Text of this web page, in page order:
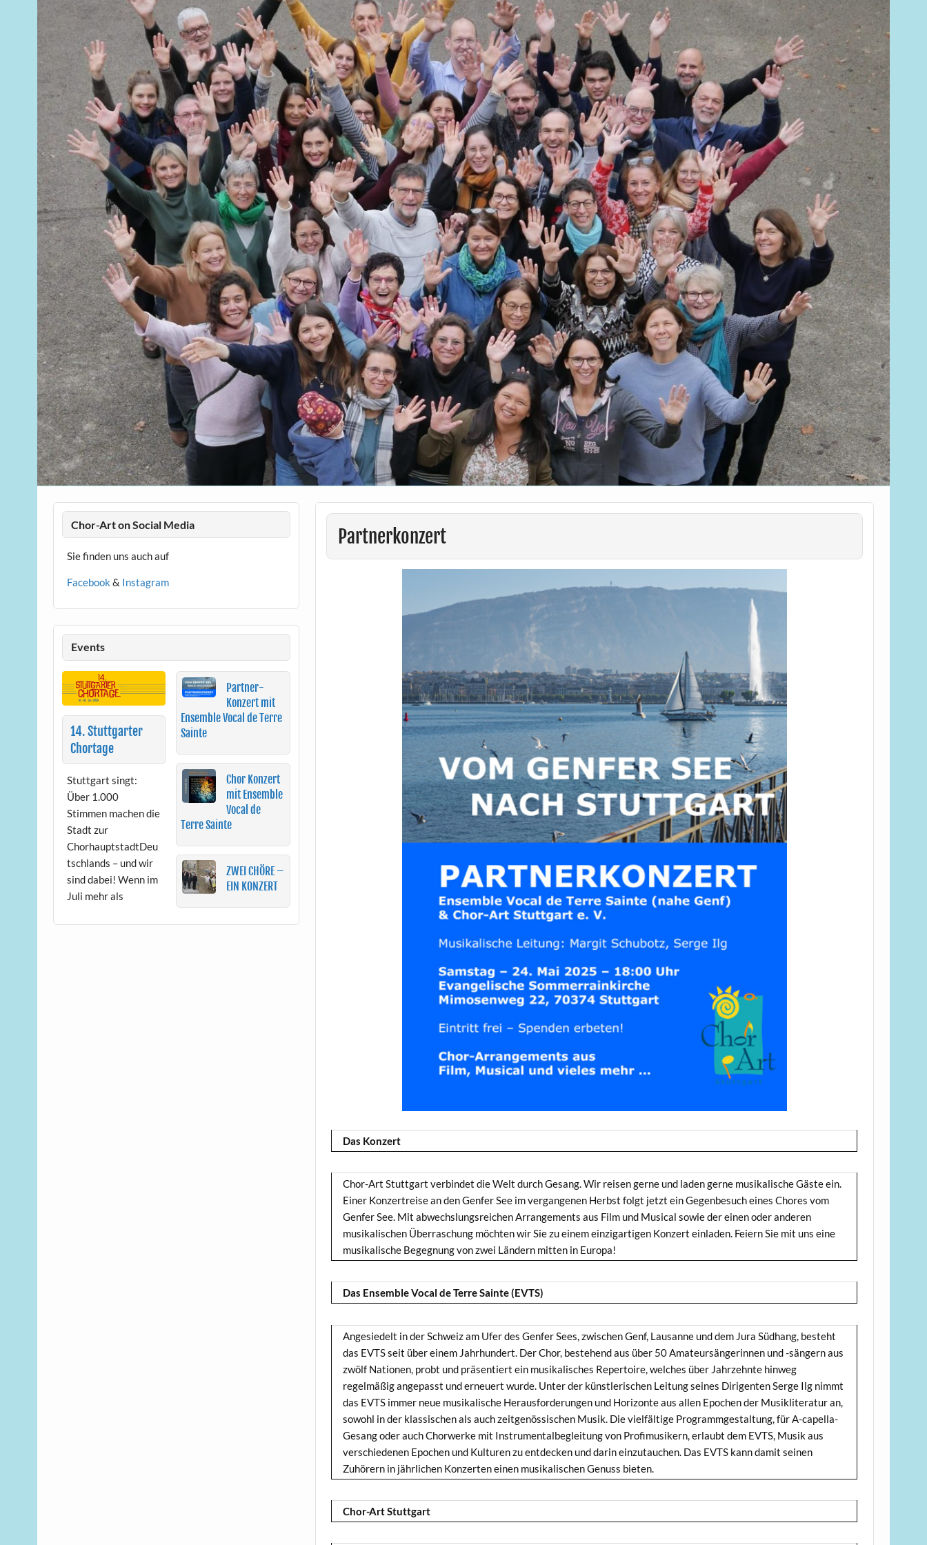
Partnerkonzert
Das Konzert
Chor-Art Stuttgart verbindet die Welt durch Gesang. Wir reisen gerne und laden gerne musikalische Gäste ein.
Einer Konzertreise an den Genfer See im vergangenen Herbst folgt jetzt ein Gegenbesuch eines Chores vom
Genfer See. Mit abwechslungsreichen Arrangements aus Film und Musical sowie der einen oder anderen
musikalischen Überraschung möchten wir Sie zu einem einzigartigen Konzert einladen. Feiern Sie mit uns eine
musikalische Begegnung von zwei Ländern mitten in Europa!
Das EnsembleVocal de Terre Sainte (EVTS)
Angesiedelt in der Schweiz am Ufer des Genfer Sees, zwischen Genf, Lausanne und dem Jura Südhang, besteht
das EVTS seit über einem Jahrhundert. Der Chor, bestehend aus über 50 Amateursängerinnen und -sängern aus
zwölf Nationen, probt und präsentiert ein musikalisches Repertoire, welches über Jahrzehnte hinweg
regelmäßig angepasst und erneuert wurde. Unter der künstlerischen Leitung seines Dirigenten Serge Ilg nimmt
das EVTS immer neue musikalische Herausforderungen und Horizonte aus allen Epochen der Musikliteratur an,
sowohl in der klassischen als auch zeitgenössischen Musik. Die vielfältige Programmgestaltung, für A-capella-
Gesang oder auch Chorwerke mit Instrumentalbegleitung von Profimusikern, erlaubt dem EVTS, Musik aus
verschiedenen Epochen und Kulturen zu entdecken und darin einzutauchen. Das EVTS kann damit seinen
Zuhörern in jährlichen Konzerten einen musikalischen Genuss bieten.
Chor-Art Stuttgart
Chor-Art on Social Media
Sie finden uns auch auf
Facebook& Instagram
Events
14. Stuttgarter
Chortage
Stuttgart singt:
Über 1.000
Stimmen machen die
Stadt zur
ChorhauptstadtDeu
tschlands – und wir
sind dabei! Wenn im
Juli mehr als
Partner-
Konzert mit
Ensemble Vocal de Terre
Sainte
Chor Konzert
mit Ensemble
Vocal de
Terre Sainte
ZWEI CHÖRE –
EIN KONZERT